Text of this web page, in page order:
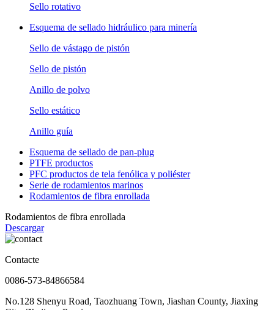
Sello rotativo
Esquema de sellado hidráulico para minería
Sello de vástago de pistón
Sello de pistón
Anillo de polvo
Sello estático
Anillo guía
Esquema de sellado de pan-plug
PTFE productos
PFC productos de tela fenólica y poliéster
Serie de rodamientos marinos
Rodamientos de fibra enrollada
Rodamientos de fibra enrollada
Descargar
Contacte
0086-573-84866584
No.128 Shenyu Road, Taozhuang Town, Jiashan County, Jiaxing